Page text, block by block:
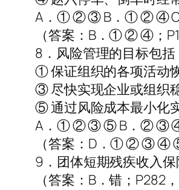
A．① ② ③ B．① ② ④
（答案：B．① ② ④；
8．风险管理的目标包括 (
① 保证组织的各项活动
③ 尽快实现企业或组织
⑤ 通过风险成本最小化
A．① ② ③ ⑤ B．② ③
（答案：D．① ② ③ ④ ⑤
9．团体短期残疾收入
（答案：B．错；P282，